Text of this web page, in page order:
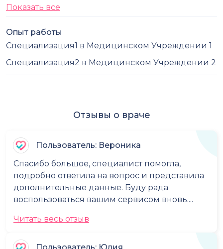
Показать все
Опыт работы
Специализация1 в Медицинском Учреждении 1
Специализация2 в Медицинском Учреждении 2
Отзывы о враче
Пользователь: Вероника
Спасибо большое, специалист помогла,
подробно ответила на вопрос и представила
дополнительные данные. Буду рада
воспользоваться вашим сервисом вновь....
Читать весь отзыв